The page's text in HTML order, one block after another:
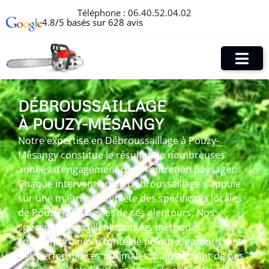
Téléphone : 06.40.52.04.02
4.8/5 basés sur 628 avis
DÉBROUSSAILLAGE
À POUZY-MÉSANGY
Notre expertise en Débroussaillage à Pouzy-
Mésangy constitue le résultat de nombreuses
années d’engagement dans l’entretien paysager.
Chaque intervention de Débroussaillage s’appuie
sur une maîtrise complète des spécificités locales
de Pouzy-Mésangy et de ses alentours. Nos
spécialistes excellent dans les méthodes
contemporaines d’tonte de pelouse, garantissant
des performances optimales. L’ajustement de nos